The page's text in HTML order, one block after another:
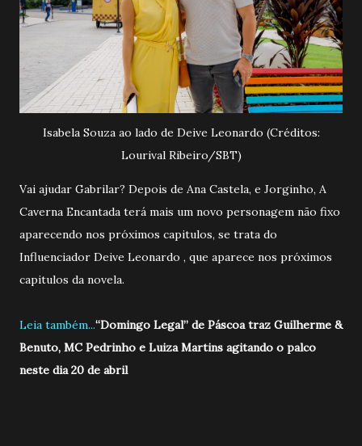
Isabela Souza ao lado de Deive Leonardo (Créditos:
Lourival Ribeiro/SBT)
Vai ajudar Gabrilar? Depois de Ana Castela, e Jorginho, A
Caverna Encantada terá mais um novo personagem não fixo
aparecendo nos próximos capitulos, se trata do
Influenciador Deive Leonardo , que aparece nos próximos
capitulos da novela.
Leia também...“Domingo Legal” de Páscoa traz Guilherme &
Benuto, MC Pedrinho e Luiza Martins agitando o palco
neste dia 20 de abril